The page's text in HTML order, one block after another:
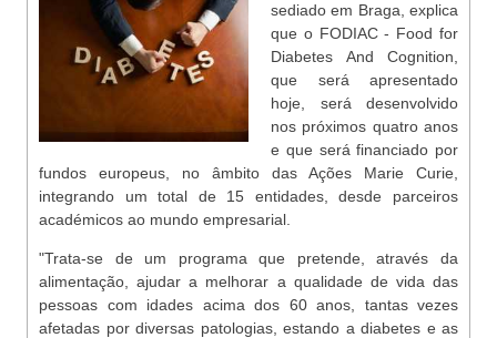
sediado em Braga, explica
que o FODIAC - Food for
Diabetes And Cognition,
que será apresentado
hoje, será desenvolvido
nos próximos quatro anos
e que será financiado por
fundos europeus, no âmbito das Ações Marie Curie,
integrando um total de 15 entidades, desde parceiros
académicos ao mundo empresarial.
"Trata-se de um programa que pretende, através da
alimentação, ajudar a melhorar a qualidade de vida das
pessoas com idades acima dos 60 anos, tantas vezes
afetadas por diversas patologias, estando a diabetes e as